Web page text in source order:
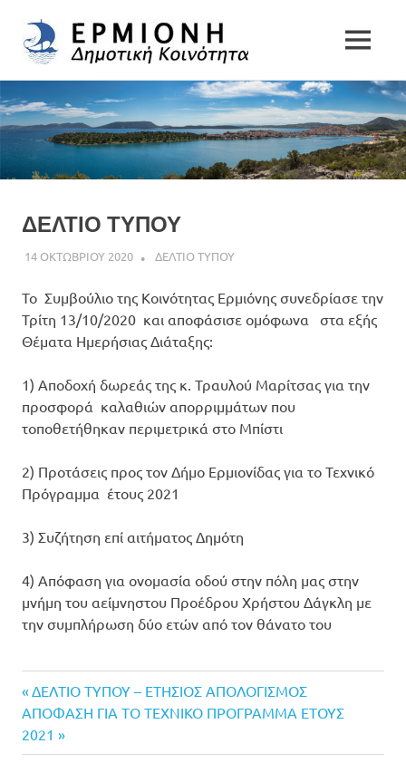
to
content
Δημοτική
Κοινότητα
Ερμιόνης
MENU
ΔΕΛΤΙΟ ΤΥΠΟΥ
14 ΟΚΤΩΒΡΙΟΥ 2020 DK ERMIONIS
ΔΕΛΤΙΟ ΤΥΠΟΥ
Το Συμβούλιο της Κοινότητας Ερμιόνης συνεδρίασε την
Τρίτη 13/10/2020 και αποφάσισε ομόφωνα στα εξής
Θέματα Ημερήσιας Διάταξης:
1) Αποδοχή δωρεάς της κ. Τραυλού Μαρίτσας για την
προσφορά καλαθιών απορριμμάτων που
τοποθετήθηκαν περιμετρικά στο Μπίστι
2) Προτάσεις προς τον Δήμο Ερμιονίδας για το Τεχνικό
Πρόγραμμα έτους 2021
3) Συζήτηση επί αιτήματος Δημότη
4) Απόφαση για ονομασία οδού στην πόλη μας στην
μνήμη του αείμνηστου Προέδρου Χρήστου Δάγκλη με
την συμπλήρωση δύο ετών από τον θάνατο του
Πλοήγηση
άρθρων
Previous
Post:
ΔΕΛΤΙΟ ΤΥΠΟΥ – ΕΤΗΣΙΟΣ ΑΠΟΛΟΓΙΣΜΟΣ
Next
Post:
ΑΠΟΦΑΣΗ ΓΙΑ ΤΟ ΤΕΧΝΙΚΟ ΠΡΟΓΡΑΜΜΑ ΕΤΟΥΣ
2021